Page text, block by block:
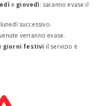
e giovedì: saranno evase il
successivo.
verranno evase.
giorni festivi il servizio è